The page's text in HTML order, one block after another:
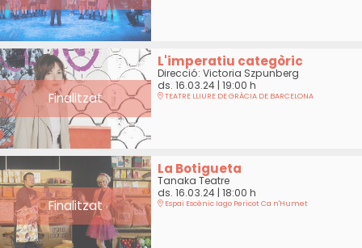
Finalitzat
L'imperatiu categòric
Direcció: Victoria Szpunberg
ds. 16.03.24| 19:00 h
TEATRE LLIURE DE GRÀCIA DE BARCELONA
Finalitzat
La Botigueta
Tanaka Teatre
ds. 16.03.24| 18:00 h
Espai Escènic Iago Pericot Ca n'Humet